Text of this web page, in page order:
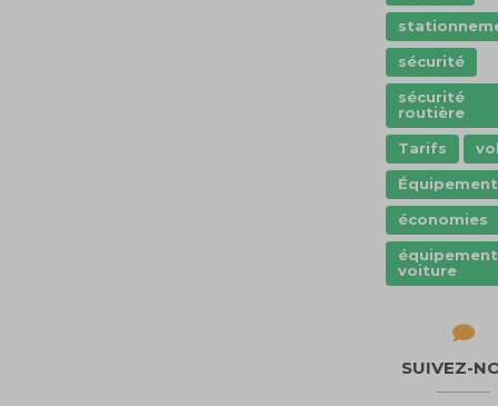
sécurité
sécurité
routière
Tarifs
Équipement
économies
équipement
voiture
SUIVEZ-